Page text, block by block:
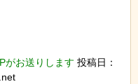
がお送りします 投稿日：